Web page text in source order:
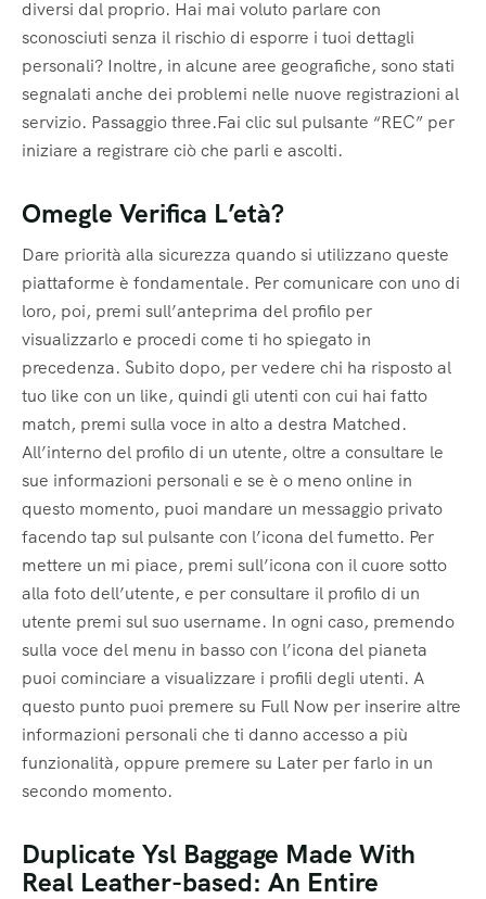
diversi dal proprio. Hai mai voluto parlare con
sconosciuti senza il rischio di esporre i tuoi dettagli
personali? Inoltre, in alcune aree geografiche, sono stati
segnalati anche dei problemi nelle nuove registrazioni al
servizio. Passaggio three.Fai clic sul pulsante “REC” per
iniziare a registrare ciò che parli e ascolti.
Omegle Verifica L’età?
Dare priorità alla sicurezza quando si utilizzano queste
piattaforme è fondamentale. Per comunicare con uno di
loro, poi, premi sull’anteprima del profilo per
visualizzarlo e procedi come ti ho spiegato in
precedenza. Subito dopo, per vedere chi ha risposto al
tuo like con un like, quindi gli utenti con cui hai fatto
match, premi sulla voce in alto a destra Matched.
All’interno del profilo di un utente, oltre a consultare le
sue informazioni personali e se è o meno online in
questo momento, puoi mandare un messaggio privato
facendo tap sul pulsante con l’icona del fumetto. Per
mettere un mi piace, premi sull’icona con il cuore sotto
alla foto dell’utente, e per consultare il profilo di un
utente premi sul suo username. In ogni caso, premendo
sulla voce del menu in basso con l’icona del pianeta
puoi cominciare a visualizzare i profili degli utenti. A
questo punto puoi premere su Full Now per inserire altre
informazioni personali che ti danno accesso a più
funzionalità, oppure premere su Later per farlo in un
secondo momento.
Duplicate Ysl Baggage Made With
Real Leather-based: An Entire